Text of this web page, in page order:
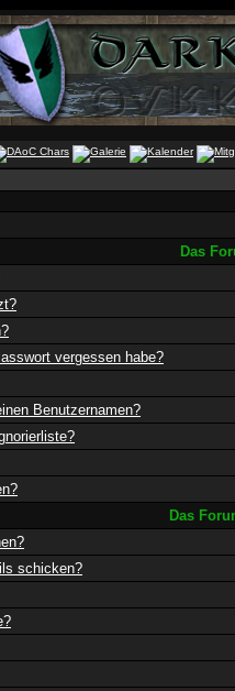
Das
vergessen habe?
Benutzernamen?
Das
schicken?